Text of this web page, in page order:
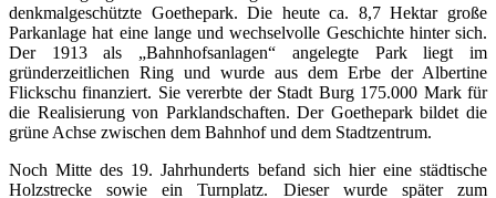
denkmalgeschützte Goethepark. Die heute ca. 8,7 Hektar große
Parkanlage hat eine lange und wechselvolle Geschichte hinter sich.
Der 1913 als „Bahnhofsanlagen“ angelegte Park liegt im
gründerzeitlichen Ring und wurde aus dem Erbe der Albertine
Flickschu finanziert. Sie vererbte der Stadt Burg 175.000 Mark für
die Realisierung von Parklandschaften. Der Goethepark bildet die
grüne Achse zwischen dem Bahnhof und dem Stadtzentrum.
Noch Mitte des 19. Jahrhunderts befand sich hier eine städtische
Holzstrecke sowie ein Turnplatz. Dieser wurde später zum